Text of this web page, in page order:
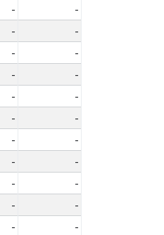
-
-
-
-
-
-
-
-
-
-
-
-
-
-
-
-
-
-
-
-
-
-